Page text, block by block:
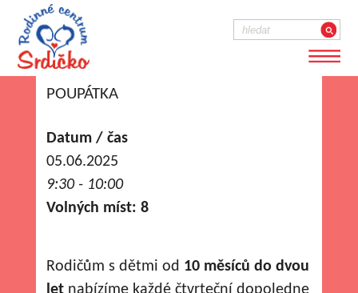
POUPÁTKA
Datum / čas
05.06.2025
9:30 - 10:00
Volných míst: 8
Rodičům s dětmi od 10 měsíců do dvou
let nabízíme každé čtvrteční dopoledne